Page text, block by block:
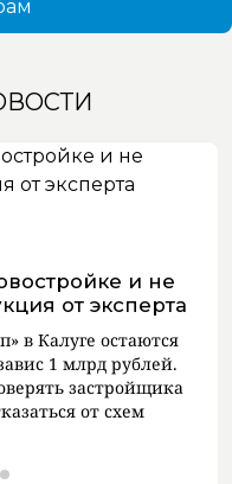
и не
от эксперта
в Калуге остаются
1 млрд рублей.
застройщика
от схем